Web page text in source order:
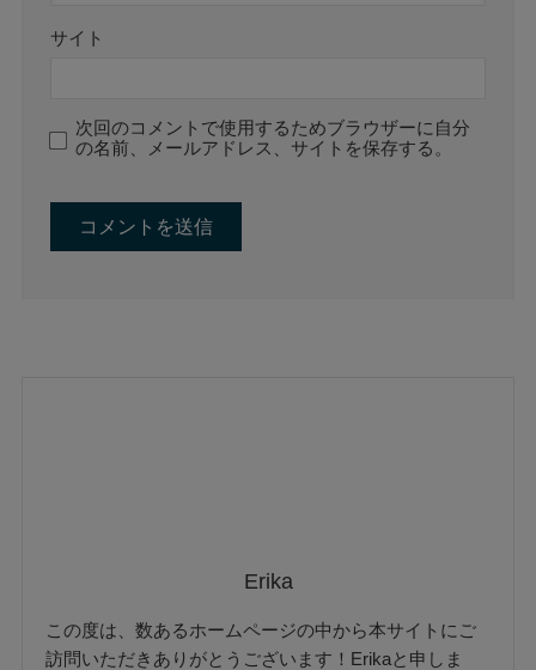
サイト
次回のコメントで使用するためブラウザーに自分
の名前、メールアドレス、サイトを保存する。
Erika
この度は、数あるホームページの中から本サイトにご
訪問いただきありがとうございます！Erikaと申しま